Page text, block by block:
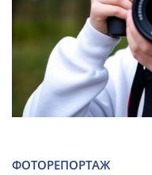
ФОТОРЕПОРТАЖ